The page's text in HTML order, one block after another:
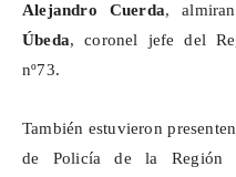
Alejandro Cuerda,
Úbeda, coronel jefe del
nº73.
También estuvieron presenten
de Policía de la